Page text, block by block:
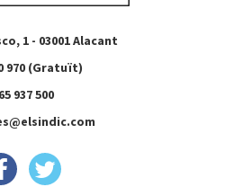
1 - 03001 Alacant
970 (Gratuït)
937 500